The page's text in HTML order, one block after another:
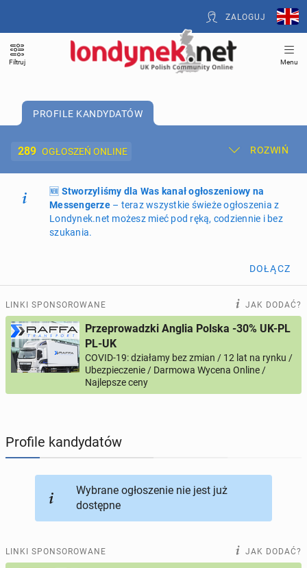
ZALOGUJ
Filtruj Menu
PROFILE KANDYDATÓW
289 OGŁOSZEŃ ONLINE ROZWIŃ
Dodaj ogłoszenie Moje ogłoszenia
Oferta i cennik ogłoszeń
ogłoszeń online
PROFILE KANDYDATÓW 289 profili online
USŁUGI 165ogłoszeń online
KUPIĘ & SPRZEDAM
🆕 Stworzyliśmy dla Was kanał ogłoszeniowy na
Messengerze– teraz wszystkie świeże ogłoszenia z
Londynek.net możesz mieć pod ręką, codziennie i bez
szukania.
DOŁĄCZ
LINKI SPONSOROWANE JAK DODAĆ?
Przeprowadzki Anglia Polska -30% UK-PL
PL-UK
COVID-19: działamy bez zmian / 12 lat na rynku /
Ubezpieczenie / Darmowa Wycena Online /
Najlepsze ceny
Profile kandydatów
Wybrane ogłoszenie nie jest już
dostępne
LINKI SPONSOROWANE JAK DODAĆ?